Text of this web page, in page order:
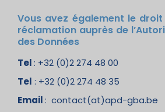
Vous avez également le droit
réclamation auprès de
des Données
Tel: +32 (0)2 274 48 00
Tel : +32 (0)2 274 48 35
Email: contact(at)apd-gba.be